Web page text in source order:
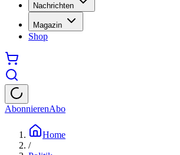
Nachrichten
Magazin
Shop
AbonnierenAbo
Home
/